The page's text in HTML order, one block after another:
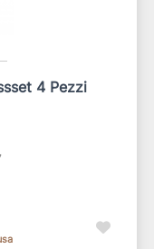
4 Pezzi